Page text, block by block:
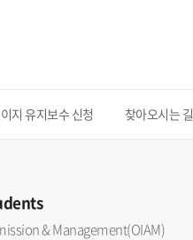
지 유지보수 신청 찾아오시는 길
& Management(OIAM)